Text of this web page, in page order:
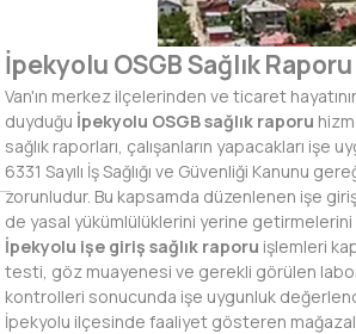
İpekyolu OSGB Sağlık Raporu
Van'ın merkez ilçelerinden ve ticaret
duyduğu İpekyolu OSGB sağlık raporu
sağlık raporları, çalışanların yapacakları işe
6331 Sayılı İş Sağlığı ve Güvenliği Kanunu
zorunludur. Bu kapsamda düzenlenen işe giriş
de yasal yükümlülüklerini yerine getirmelerini
İpekyolu işe giriş sağlık raporu işlemleri
testi, göz muayenesi ve gerekli görülen
kontrolleri sonucunda işe uygunluk
İpekyolu ilçesinde faaliyet gösteren